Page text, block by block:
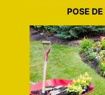
POSE